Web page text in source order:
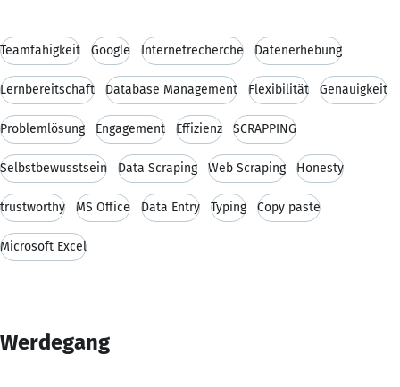
Teamfähigkeit Google Internetrecherche Datenerhebung
Lernbereitschaft Database Management Flexibilität Genauigkeit
Problemlösung Engagement Effizienz SCRAPPING
Selbstbewusstsein Data Scraping Web Scraping Honesty
trustworthy MS Office Data Entry Typing Copy paste
Microsoft Excel
Werdegang